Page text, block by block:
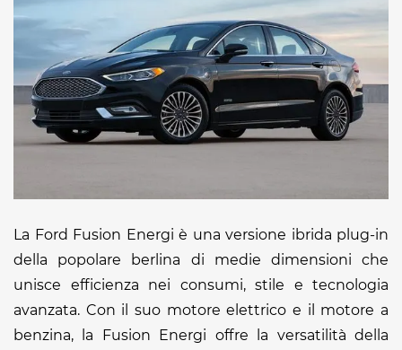
La Ford Fusion Energi è una versione ibrida plug-in
della popolare berlina di medie dimensioni che
unisce efficienza nei consumi, stile e tecnologia
avanzata. Con il suo motore elettrico e il motore a
benzina, la Fusion Energi offre la versatilità della